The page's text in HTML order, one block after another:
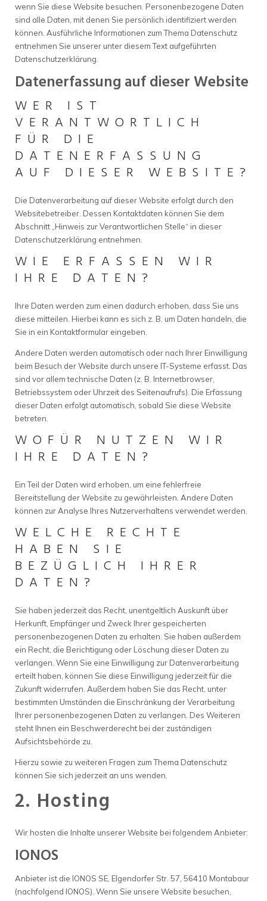
wenn Sie diese Website besuchen. Personenbezogene Daten
sind alle Daten, mit denen Sie persönlich identifiziert werden
können. Ausführliche Informationen zum Thema Datenschutz
entnehmen Sie unserer unter diesem Text aufgeführten
Datenschutzerklärung.
Datenerfassung auf dieser Website
WER IST
VERANTWORTLICH
FÜR DIE
DATENERFASSUNG
AUF DIESER WEBSITE?
Die Datenverarbeitung auf dieser Website erfolgt durch den
Websitebetreiber. Dessen Kontaktdaten können Sie dem
Abschnitt „Hinweis zur Verantwortlichen Stelle“ in dieser
Datenschutzerklärung entnehmen.
WIE ERFASSEN WIR
IHRE DATEN?
Ihre Daten werden zum einen dadurch erhoben, dass Sie uns
diese mitteilen. Hierbei kann es sich z. B. um Daten handeln, die
Sie in ein Kontaktformular eingeben.
Andere Daten werden automatisch oder nach Ihrer Einwilligung
beim Besuch der Website durch unsere IT-Systeme erfasst. Das
sind vor allem technische Daten (z. B. Internetbrowser,
Betriebssystem oder Uhrzeit des Seitenaufrufs). Die Erfassung
dieser Daten erfolgt automatisch, sobald Sie diese Website
betreten.
WOFÜR NUTZEN WIR
IHRE DATEN?
Ein Teil der Daten wird erhoben, um eine fehlerfreie
Bereitstellung der Website zu gewährleisten. Andere Daten
können zur Analyse Ihres Nutzerverhaltens verwendet werden.
WELCHE RECHTE
HABEN SIE
BEZÜGLICH IHRER
DATEN?
Sie haben jederzeit das Recht, unentgeltlich Auskunft über
Herkunft, Empfänger und Zweck Ihrer gespeicherten
personenbezogenen Daten zu erhalten. Sie haben außerdem
ein Recht, die Berichtigung oder Löschung dieser Daten zu
verlangen. Wenn Sie eine Einwilligung zur Datenverarbeitung
erteilt haben, können Sie diese Einwilligung jederzeit für die
Zukunft widerrufen. Außerdem haben Sie das Recht, unter
bestimmten Umständen die Einschränkung der Verarbeitung
Ihrer personenbezogenen Daten zu verlangen. Des Weiteren
steht Ihnen ein Beschwerderecht bei der zuständigen
Aufsichtsbehörde zu.
Hierzu sowie zu weiteren Fragen zum Thema Datenschutz
können Sie sich jederzeit an uns wenden.
2. Hosting
Wir hosten die Inhalte unserer Website bei folgendem Anbieter:
IONOS
Anbieter ist die IONOS SE, Elgendorfer Str. 57, 56410 Montabaur
(nachfolgend IONOS). Wenn Sie unsere Website besuchen,